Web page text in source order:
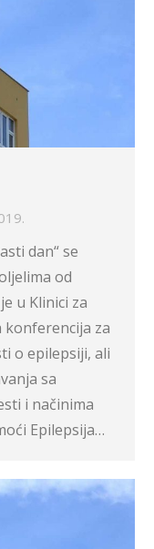
dan“ se
od
u Klinici za
konferencija za
o epilepsiji, ali
sa
i načinima
Epilepsija…